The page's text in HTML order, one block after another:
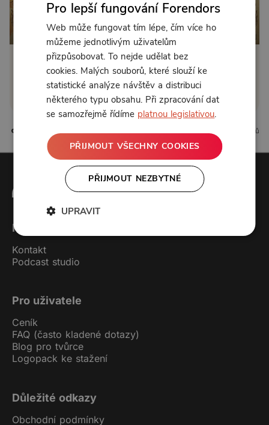
Od 89 Kč měsíčně nebo 39 Kč jednorázově
Zřídit předplatné
Koupit příspěvek
0 komentářů
Forendors
Kontakt
Podcast studio
Pro uživatele
Ceník
FAQ (často kladené dotazy)
Blog pro tvůrce
Logopack ke stažení
Důležité odkazy
Obchodní podmínky
Pro lepší fungování Forendors
Web může fungovat tím lépe, čím více ho
můžeme jednotlivým uživatelům
přizpůsobovat. To nejde udělat bez
cookies. Malých souborů, které slouží ke
statistické analýze návštěv a distribuci
některého typu obsahu. Při zpracování dat
se samozřejmě řídíme platnou legislativou.
PŘIJMOUT VŠECHNY COOKIES
PŘIJMOUT NEZBYTNÉ
UPRAVIT